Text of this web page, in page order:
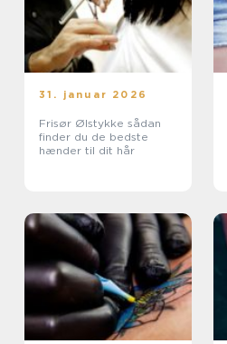
31. januar 2026
Frisør Ølstykke sådan
finder du de bedste
hænder til dit hår